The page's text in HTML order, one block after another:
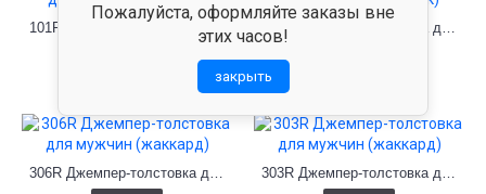
Пожалуйста, оформляйте заказы вне
этих часов!
закрыть
102R Джемпер-толстовка для мужчин (селаник)
306R Джемпер-толстовка для мужчин (жаккард) 303R Джемпер-толстовка для мужчин (жаккард)